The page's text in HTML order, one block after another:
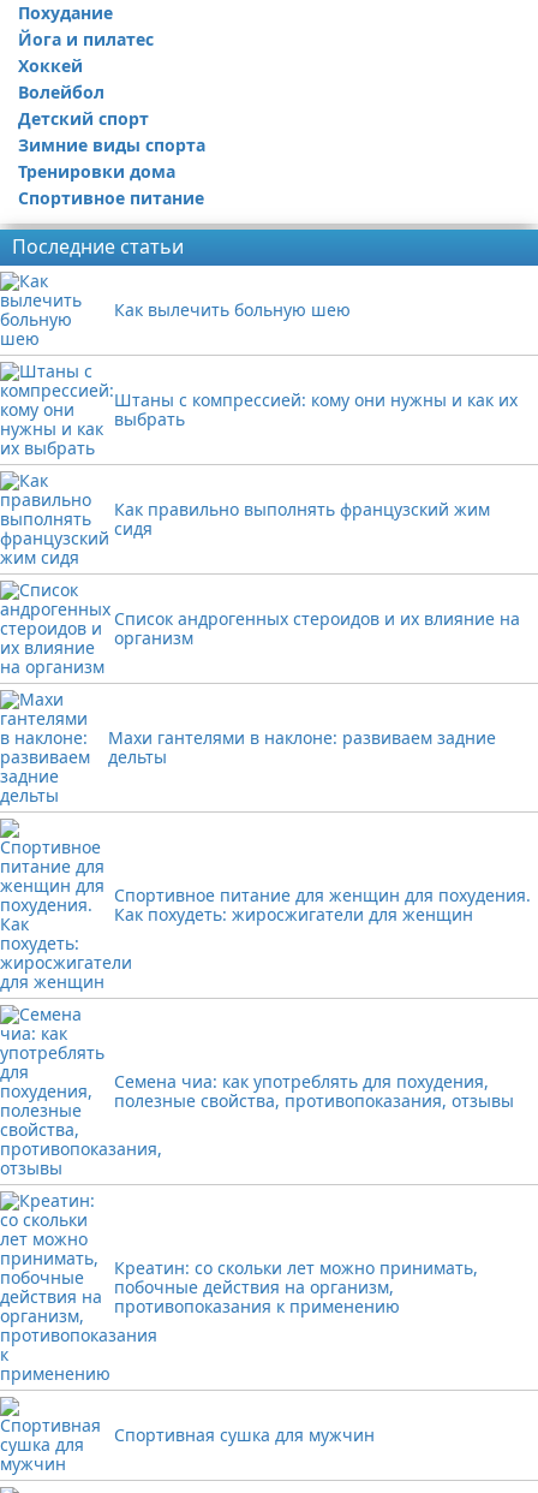
Похудание
Йога и пилатес
Хоккей
Волейбол
Детский спорт
Зимние виды спорта
Тренировки дома
Спортивное питание
Последние статьи
Как вылечить больную шею
Штаны с компрессией: кому они нужны и как их
выбрать
Как правильно выполнять французский жим
сидя
Список андрогенных стероидов и их влияние на
организм
Махи гантелями в наклоне: развиваем задние
дельты
Спортивное питание для женщин для похудения.
Как похудеть: жиросжигатели для женщин
Семена чиа: как употреблять для похудения,
полезные свойства, противопоказания, отзывы
Креатин: со скольки лет можно принимать,
побочные действия на организм,
противопоказания к применению
Спортивная сушка для мужчин